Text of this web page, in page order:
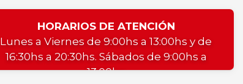
HORARIOS DE ATENCIÓN
Lunes a Viernes de 9:00hs a 13:00hs y de
16:30hs a 20:30hs. Sábados de 9:00hs a
13:00hs